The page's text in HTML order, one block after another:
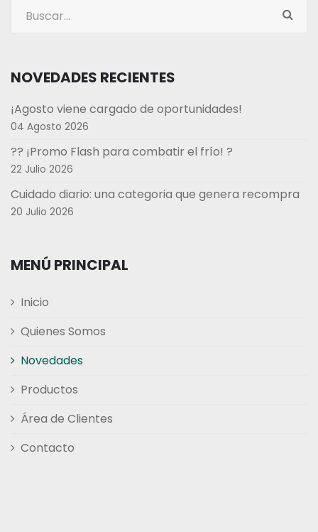
NOVEDADES RECIENTES
¡Agosto viene cargado de oportunidades!
04 Agosto 2026
?? ¡Promo Flash para combatir el frío! ?
22 Julio 2026
Cuidado diario: una categoria que genera recompra
20 Julio 2026
MENÚ PRINCIPAL
Inicio
Quienes Somos
Novedades
Productos
Área de Clientes
Contacto